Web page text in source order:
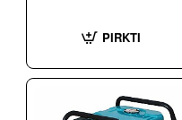
PIRKTI